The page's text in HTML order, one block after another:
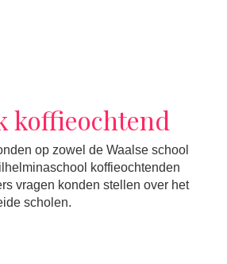
koffieochtend
op zowel de Waalse school
koffieochtenden
vragen konden stellen over het
scholen.